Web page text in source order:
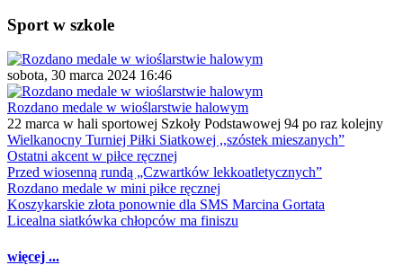
Sport w szkole
sobota, 30 marca 2024 16:46
Rozdano medale w wioślarstwie halowym
22 marca w hali sportowej Szkoły Podstawowej 94 po raz kolejny
Wielkanocny Turniej Piłki Siatkowej ,,szóstek mieszanych”
Ostatni akcent w piłce ręcznej
Przed wiosenną rundą „Czwartków lekkoatletycznych”
Rozdano medale w mini piłce ręcznej
Koszykarskie złota ponownie dla SMS Marcina Gortata
Licealna siatkówka chłopców ma finiszu
więcej ...